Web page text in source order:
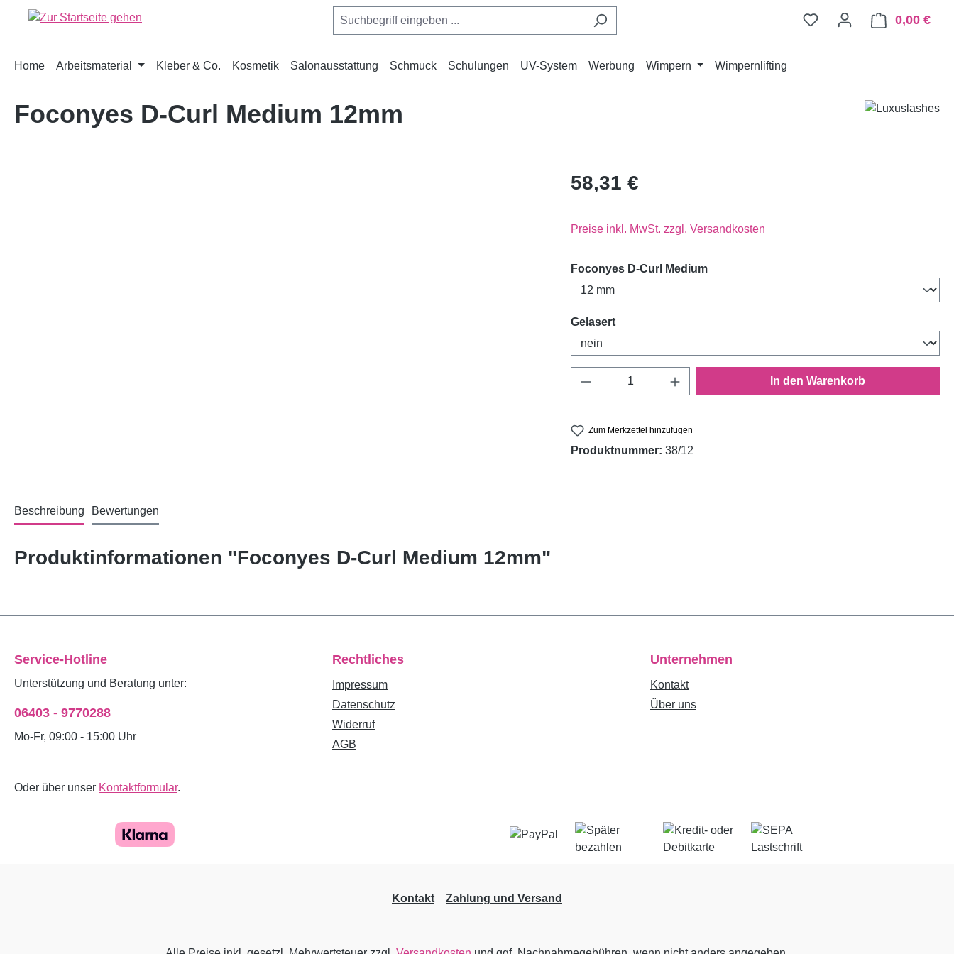
Zur Hauptnavigation springen 0,00 €
Home Arbeitsmaterial Kleber & Co. Kosmetik Salonausstattung Schmuck Schulungen UV-System Werbung Wimpern Wimpernlifting
Foconyes D-Curl Medium 12mm
58,31 €
Preise inkl. MwSt. zzgl. Versandkosten
Foconyes D-Curl Mediumauswählen
Gelasertauswählen
Produkt Anzahl: Gib den gewünschten Wert ein
In den Warenkorb
Zum Merkzettel hinzufügen
Produktnummer: 38/12
Beschreibung Bewertungen
Produktinformationen "Foconyes D-Curl Medium 12mm"
Service-Hotline
Unterstützung und Beratung unter:
06403 - 9770288
Mo-Fr, 09:00 - 15:00 Uhr
Oder über unser Kontaktformular.
Rechtliches
Impressum
Datenschutz
Widerruf
AGB
Unternehmen
Kontakt
Über uns
Kontakt Zahlung und Versand